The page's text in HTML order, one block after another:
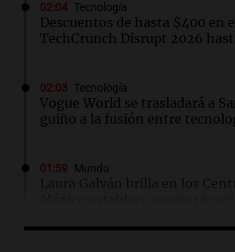
02:04 Tecnología
Descuentos de hasta $400 en
TechCrunch Disrupt 2026
02:03 Tecnología
Vogue World se trasladará a
guiño a la fusión entre
01:59 Mundo
Laura Galván brilla en los